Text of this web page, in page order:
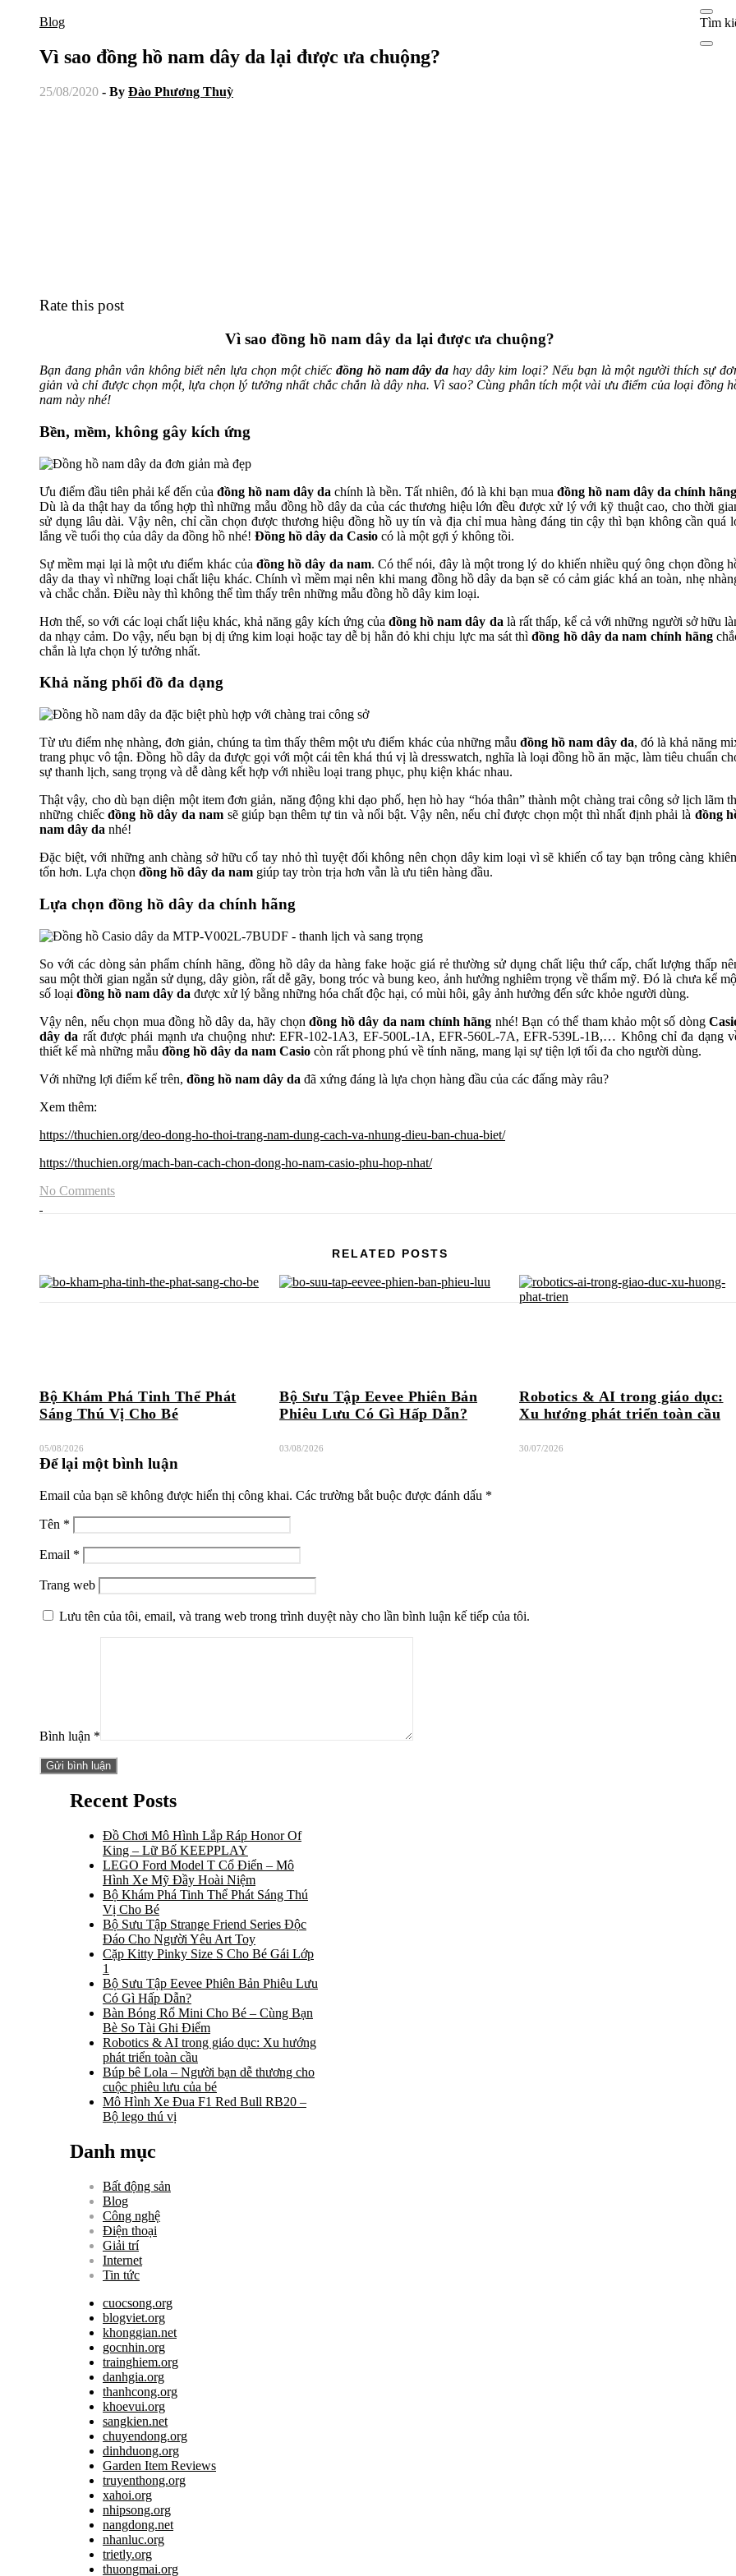
Tìm
Blog
Vì sao đồng hồ nam dây da lại được ưa chuộng?
25/08/2020 - By Đào Phương Thuỳ
Rate this post
Vì sao đồng hồ nam dây da lại được ưa chuộng?
Bạn đang phân vân không biết nên lựa chọn một chiếcđồng hồ nam dây dahay dây kim loại? Nếu bạn là một người thích sự
giản và chỉ được chọn một, lựa chọn lý tưởng nhất chắc chắn là dây nha. Vì sao? Cùng phân tích một vài ưu điểm của loại đồng
nam này nhé!
Bền, mềm, không gây kích ứng
Ưu điểm đầu tiên phải kể đến củađồng hồ nam dây da chính là bền. Tất nhiên, đó là khi bạn mua đồng hồ nam dây da chính hãng
Dù là da thật hay da tổng hợp thì những mẫu đồng hồ dây da của các thương hiệu lớn đều được xử lý với kỹ thuật cao, cho thời
sử dụng lâu dài. Vậy nên, chỉ cần chọn được thương hiệu đồng hồ uy tín và địa chỉ mua hàng đáng tin cậy thì bạn không cần quá
lắng về tuổi thọ của dây da đồng hồ nhé! Đồng hồ dây da Casio có là một gợi ý không tồi.
Sự mềm mại lại là một ưu điểm khác của đồng hồ dây da nam. Có thể nói, đây là một trong lý do khiến nhiều quý ông chọn đồng
dây da thay vì những loại chất liệu khác. Chính vì mềm mại nên khi mang đồng hồ dây da bạn sẽ có cảm giác khá an toàn, nhẹ
và chắc chắn. Điều này thì không thể tìm thấy trên những mẫu đồng hồ dây kim loại.
Hơn thế, so với các loại chất liệu khác, khả năng gây kích ứng của đồng hồ nam dây da là rất thấp, kể cả với những người sở hữu
da nhạy cảm. Do vậy, nếu bạn bị dị ứng kim loại hoặc tay dễ bị hằn đỏ khi chịu lực ma sát thìđồng hồ dây da nam chính hãng
chắn là lựa chọn lý tưởng nhất.
Khả năng phối đồ đa dạng
Từ ưu điểm nhẹ nhàng, đơn giản, chúng ta tìm thấy thêm một ưu điểm khác của những mẫu đồng hồ nam dây da, đó là khả năng
trang phục vô tận. Đồng hồ dây da được gọi với một cái tên khá thú vị là dresswatch, nghĩa là loại đồng hồ ăn mặc, làm tiêu chuẩn
sự thanh lịch, sang trọng và dễ dàng kết hợp với nhiều loại trang phục, phụ kiện khác nhau.
Thật vậy, cho dù bạn diện một item đơn giản, năng động khi dạo phố, hẹn hò hay “hóa thân” thành một chàng trai công sở lịch lãm
những chiếcđồng hồ dây da nam sẽ giúp bạn thêm tự tin và nổi bật. Vậy nên, nếu chỉ được chọn một thì nhất định phải là đồng
nam dây da nhé!
Đặc biệt, với những anh chàng sở hữu cổ tay nhỏ thì tuyệt đối không nên chọn dây kim loại vì sẽ khiến cổ tay bạn trông càng
tốn hơn. Lựa chọn đồng hồ dây da nam giúp tay tròn trịa hơn vẫn là ưu tiên hàng đầu.
Lựa chọn đồng hồ dây da chính hãng
So với các dòng sản phẩm chính hãng, đồng hồ dây da hàng fake hoặc giá rẻ thường sử dụng chất liệu thứ cấp, chất lượng thấp
sau một thời gian ngắn sử dụng, dây giòn, rất dễ gãy, bong tróc và bung keo, ảnh hưởng nghiêm trọng về thẩm mỹ. Đó là chưa kể
số loại đồng hồ nam dây da được xử lý bằng những hóa chất độc hại, có mùi hôi, gây ảnh hưởng đến sức khỏe người dùng.
Vậy nên, nếu chọn mua đồng hồ dây da, hãy chọnđồng hồ dây da nam chính hãng nhé! Bạn có thể tham khảo một số dòng
dây da rất được phái mạnh ưa chuộng như:EFR-102-1A3, EF-500L-1A, EFR-560L-7A, EFR-539L-1B,… Không chỉ đa dạng
thiết kế mà những mẫu đồng hồ dây da nam Casio còn rất phong phú về tính năng, mang lại sự tiện lợi tối đa cho người dùng.
Với những lợi điểm kể trên, đồng hồ nam dây da đã xứng đáng là lựa chọn hàng đầu của các đấng mày râu?
Xem thêm:
https://thuchien.org/deo-dong-ho-thoi-trang-nam-dung-cach-va-nhung-dieu-ban-chua-biet/
https://thuchien.org/mach-ban-cach-chon-dong-ho-nam-casio-phu-hop-nhat/
No Comments
RELATED POSTS
Bộ Khám Phá Tinh Thể Phát
Sáng Thú Vị Cho Bé
05/08/2026
Bộ Sưu Tập Eevee Phiên Bản
Phiêu Lưu Có Gì Hấp Dẫn?
03/08/2026
Robotics & AI trong giáo dục:
Xu hướng phát triển toàn cầu
30/07/2026
Để lại một bình luận
Email của bạn sẽ không được hiển thị công khai. Các trường bắt buộc được đánh dấu *
Tên *
Email *
Trang web
Lưu tên của tôi, email, và trang web trong trình duyệt này cho lần bình luận kế tiếp của tôi.
Bình luận *
Recent Posts
Đồ Chơi Mô Hình Lắp Ráp Honor Of
King – Lữ Bố KEEPPLAY
LEGO Ford Model T Cổ Điển – Mô
Hình Xe Mỹ Đầy Hoài Niệm
Bộ Khám Phá Tinh Thể Phát Sáng Thú
Vị Cho Bé
Bộ Sưu Tập Strange Friend Series Độc
Đáo Cho Người Yêu Art Toy
Cặp Kitty Pinky Size S Cho Bé Gái Lớp
1
Bộ Sưu Tập Eevee Phiên Bản Phiêu Lưu
Có Gì Hấp Dẫn?
Bàn Bóng Rổ Mini Cho Bé – Cùng Bạn
Bè So Tài Ghi Điểm
Robotics & AI trong giáo dục: Xu hướng
phát triển toàn cầu
Búp bê Lola – Người bạn dễ thương cho
cuộc phiêu lưu của bé
Mô Hình Xe Đua F1 Red Bull RB20 –
Bộ lego thú vị
Danh mục
Bất động sản
Blog
Công nghệ
Điện thoại
Giải trí
Internet
Tin tức
cuocsong.org
blogviet.org
khonggian.net
gocnhin.org
trainghiem.org
danhgia.org
thanhcong.org
khoevui.org
sangkien.net
chuyendong.org
dinhduong.org
Garden Item Reviews
truyenthong.org
xahoi.org
nhipsong.org
nangdong.net
nhanluc.org
trietly.org
thuongmai.org